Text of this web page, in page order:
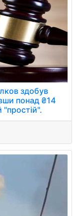
здобув
понад ₴14
"простій".